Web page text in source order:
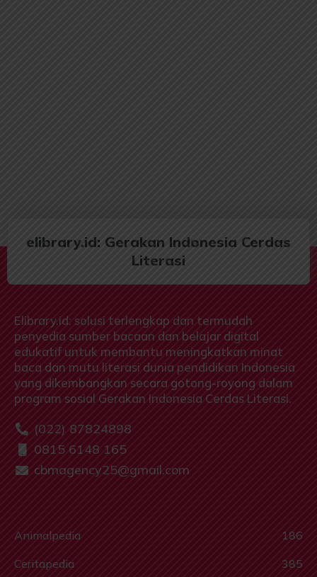
elibrary.id: Gerakan Indonesia Cerdas
Literasi
Elibrary.id: solusi terlengkap dan termudah
penyedia sumber bacaan dan belajar digital
edukatif untuk membantu meningkatkan minat
baca dan mutu literasi dunia pendidikan Indonesia
yang dikembangkan secara gotong-royong dalam
program sosial Gerakan Indonesia Cerdas Literasi.
(022) 87824898
0815 6148 165
cbmagency25@gmail.com
Animalpedia
186
Ceritapedia
385